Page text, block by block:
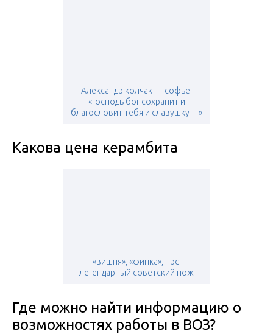
Александр колчак — софье:
«господь бог сохранит и
благословит тебя и славушку…»
Какова цена керамбита
«вишня», «финка», нрс:
легендарный советский нож
Где можно найти информацию о
возможностях работы в ВОЗ?